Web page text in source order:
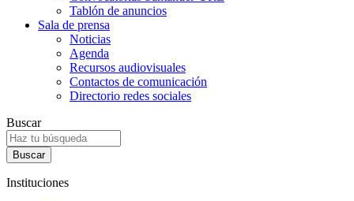
Tablón de anuncios
Sala de prensa
Noticias
Agenda
Recursos audiovisuales
Contactos de comunicación
Directorio redes sociales
Buscar
Instituciones